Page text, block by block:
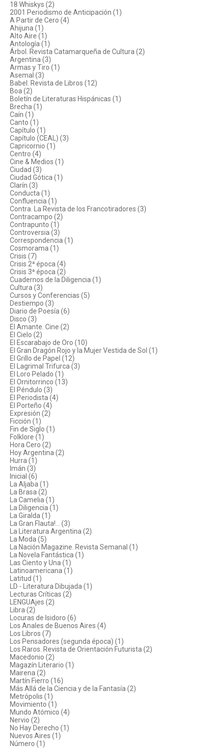
18 Whiskys (2)
2001 Periodismo de Anticipación (1)
A Partir de Cero (4)
Ahijuna (1)
Alto Aire (1)
Antología (1)
Árbol. Revista Catamarqueña de Cultura (2)
Argentina (3)
Armas y Tiro (1)
Asemal (3)
Babel. Revista de Libros (12)
Boa (2)
Boletín de Literaturas Hispánicas (1)
Brecha (1)
Caín (1)
Canto (1)
Capítulo (1)
Capítulo (CEAL) (3)
Capricornio (1)
Centro (4)
Cine & Medios (1)
Ciudad (3)
Ciudad Gótica (1)
Clarín (3)
Conducta (1)
Confluencia (1)
Contra. La Revista de los Francotiradores (3)
Contracampo (2)
Contrapunto (1)
Controversia (3)
Correspondencia (1)
Cosmorama (1)
Crisis (7)
Crisis 2ª época (4)
Crisis 3ª época (2)
Cuadernos de la Diligencia (1)
Cultura (3)
Cursos y Conferencias (5)
Destiempo (3)
Diario de Poesía (6)
Disco (3)
El Amante. Cine (2)
El Cielo (2)
El Escarabajo de Oro (10)
El Gran Dragón Rojo y la Mujer Vestida de Sol (1)
El Grillo de Papel (12)
El Lagrimal Trifurca (3)
El Loro Pelado (1)
El Ornitorrinco (13)
El Péndulo (3)
El Periodista (4)
El Porteño (4)
Expresión (2)
Ficción (1)
Fin de Siglo (1)
Folklore (1)
Hora Cero (2)
Hoy Argentina (2)
Hurra (1)
Imán (3)
Inicial (6)
La Aljaba (1)
La Brasa (2)
La Camelia (1)
La Diligencia (1)
La Giralda (1)
La Gran Flauta!... (3)
La Literatura Argentina (2)
La Moda (5)
La Nación Magazine. Revista Semanal (1)
La Novela Fantástica (1)
Las Ciento y Una (1)
Latinoamericana (1)
Latitud (1)
LD - Literatura Dibujada (1)
Lecturas Críticas (2)
LENGUAjes (2)
Libra (2)
Locuras de Isidoro (6)
Los Anales de Buenos Aires (4)
Los Libros (7)
Los Pensadores (segunda época) (1)
Los Raros. Revista de Orientación Futurista (2)
Macedonio (2)
Magazín Literario (1)
Mairena (2)
Martín Fierro (16)
Más Allá de la Ciencia y de la Fantasía (2)
Metrópolis (1)
Movimiento (1)
Mundo Atómico (4)
Nervio (2)
No Hay Derecho (1)
Nuevos Aires (1)
Número (1)